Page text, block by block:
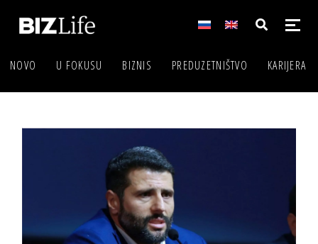
NOVO U FOKUSU BIZNIS PREDUZETNIŠTVO KARIJERA